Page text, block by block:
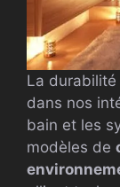
La durabilité
dans nos
bain et les
modèles de